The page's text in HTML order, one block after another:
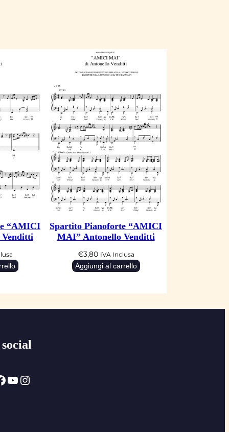
“AMICI
Spartito Pianoforte “AMICI
MAI” Antonello Venditti
€3,80 IVA Inclusa
Aggiungi al carrello
YouTube Instagram